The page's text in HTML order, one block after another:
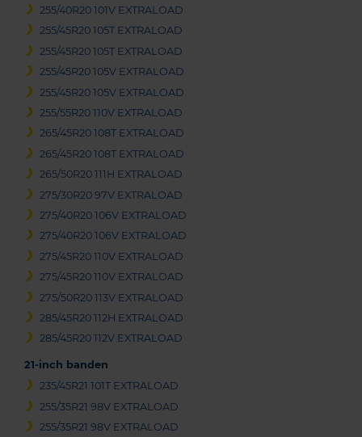
255/40R20 101V EXTRALOAD
255/45R20 105T EXTRALOAD
255/45R20 105T EXTRALOAD
255/45R20 105V EXTRALOAD
255/45R20 105V EXTRALOAD
255/55R20 110V EXTRALOAD
265/45R20 108T EXTRALOAD
265/45R20 108T EXTRALOAD
265/50R20 111H EXTRALOAD
275/30R20 97V EXTRALOAD
275/40R20 106V EXTRALOAD
275/40R20 106V EXTRALOAD
275/45R20 110V EXTRALOAD
275/45R20 110V EXTRALOAD
275/50R20 113V EXTRALOAD
285/45R20 112H EXTRALOAD
285/45R20 112V EXTRALOAD
21-inch banden
235/45R21 101T EXTRALOAD
255/35R21 98V EXTRALOAD
255/35R21 98V EXTRALOAD